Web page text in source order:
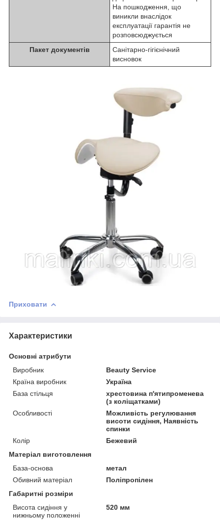
На пошкодження, що
виникли внаслідок
експлуатації гарантія не
розповсюджується
Пакет документів
Санітарно-гігієнічний
висновок
Приховати
Характеристики
Основні атрибути
Виробник
Beauty Service
Країна виробник
Україна
База стільця
хрестовина п'ятипроменева
(з коліщатками)
Особливості
Можливість регулювання
висоти сидіння, Наявність
спинки
Колір
Бежевий
Матеріал виготовлення
База-основа
метал
Обивний матеріал
Поліпропілен
Габаритні розміри
Висота сидіння у
нижньому положенні
520 мм